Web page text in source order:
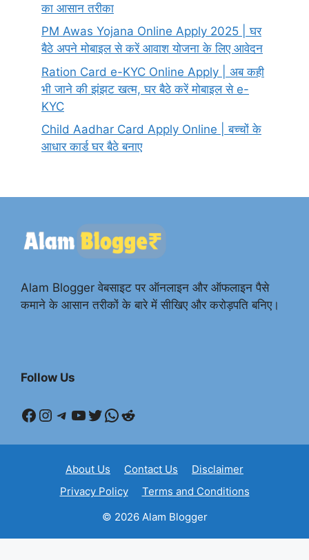
का आसान तरीका
PM Awas Yojana Online Apply 2025 | घर
बैठे अपने मोबाइल से करें आवाश योजना के लिए आवेदन
Ration Card e-KYC Online Apply | अब कही
भी जाने की झंझट खत्म, घर बैठे करें मोबाइल से e-
KYC
Child Aadhar Card Apply Online | बच्चों के
आधार कार्ड घर बैठे बनाए
Alam Blogger वेबसाइट पर ऑनलाइन और ऑफलाइन पैसे
कमाने के आसान तरीकों के बारे में सीखिए और करोड़पति बनिए।
Follow Us
Facebook
Instagram
Telegram
YouTube
Twitter
WhatsApp
Reddit
About Us Contact Us
Disclaimer
Privacy Policy
Terms and Conditions
© 2026 Alam Blogger